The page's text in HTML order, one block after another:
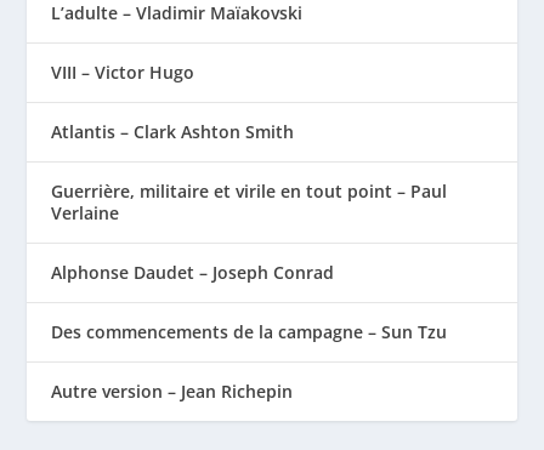
L’adulte – Vladimir Maïakovski
VIII – Victor Hugo
Atlantis – Clark Ashton Smith
Guerrière, militaire et virile en tout point – Paul
Verlaine
Alphonse Daudet – Joseph Conrad
Des commencements de la campagne – Sun Tzu
Autre version – Jean Richepin